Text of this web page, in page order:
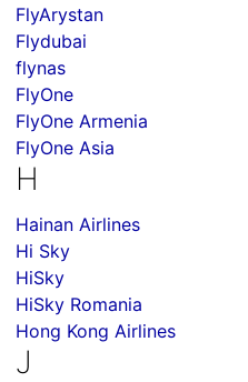
FlyArystan
Flydubai
flynas
FlyOne
FlyOne Armenia
FlyOne Asia
H
Hainan Airlines
Hi Sky
HiSky
HiSky Romania
Hong Kong Airlines
J